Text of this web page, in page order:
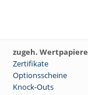
zugeh. Wertpapiere
Zertifikate
Optionsscheine
Knock-Outs